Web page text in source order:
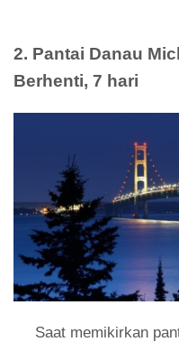
2. Pantai Danau
Berhenti, 7 hari
Saat memikirkan